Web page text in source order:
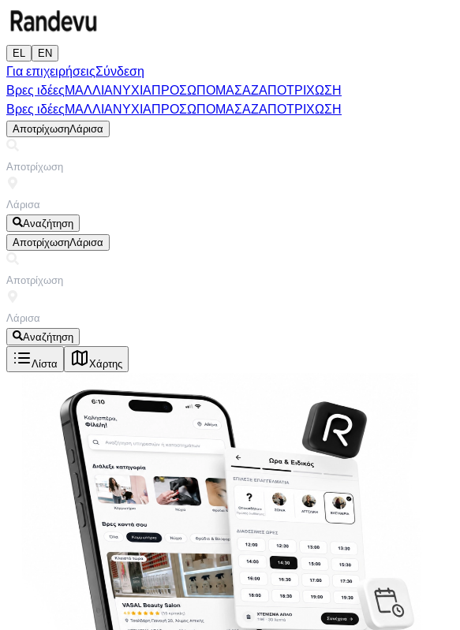
EL EN
Για επιχειρήσειςΣύνδεση
Βρες ιδέεςΜΑΛΛΙΑΝΥΧΙΑΠΡΟΣΩΠΟΜΑΣΑΖΑΠΟΤΡΙΧΩΣΗ
Βρες ιδέεςΜΑΛΛΙΑΝΥΧΙΑΠΡΟΣΩΠΟΜΑΣΑΖΑΠΟΤΡΙΧΩΣΗ
ΑποτρίχωσηΛάρισα
Αναζήτηση
ΑποτρίχωσηΛάρισα
Αναζήτηση
Λίστα Χάρτης